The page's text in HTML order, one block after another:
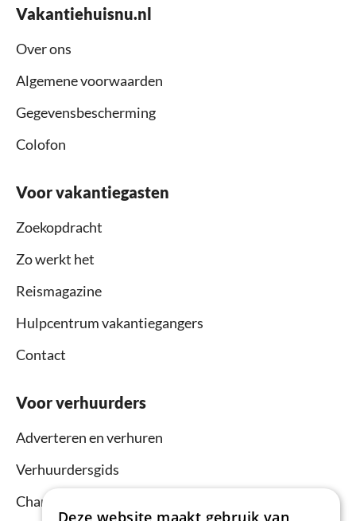
Vakantiehuisnu.nl
Over ons
Algemene voorwaarden
Gegevensbescherming
Colofon
Voor vakantiegasten
Zoekopdracht
Zo werkt het
Reismagazine
Hulpcentrum vakantiegangers
Contact
Voor verhuurders
Adverteren en verhuren
Verhuurdersgids
Channel Manager
Deze website maakt gebruik van